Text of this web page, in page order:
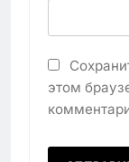
этом